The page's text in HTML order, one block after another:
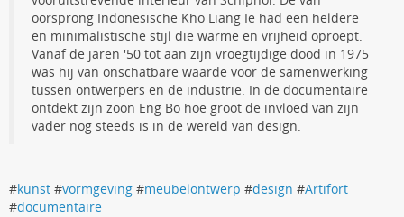
oorsprong Indonesische Kho Liang Ie had een heldere
en minimalistische stijl die warme en vrijheid oproept.
Vanaf de jaren '50 tot aan zijn vroegtijdige dood in 1975
was hij van onschatbare waarde voor de samenwerking
tussen ontwerpers en de industrie. In de documentaire
ontdekt zijn zoon Eng Bo hoe groot de invloed van zijn
vader nog steeds is in de wereld van design.
#kunst #vormgeving #meubelontwerp #design #Artifort
#documentaire